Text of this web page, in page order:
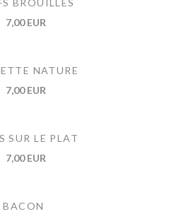
BROUILLÉS
7,00 EUR
NATURE
7,00 EUR
SUR LE PLAT
7,00 EUR
BACON